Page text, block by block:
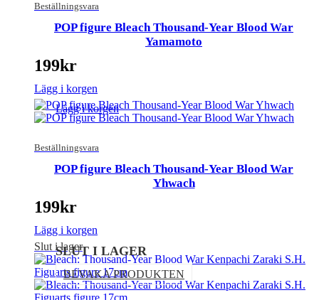
Beställningsvara
POP figure Bleach Thousand-Year Blood War
Yamamoto
199kr
Lägg i korgen
Beställningsvara
Lägg i korgen
POP figure Bleach Thousand-Year Blood War
Yhwach
199kr
Lägg i korgen
Slut i lager
SLUT I LAGER
BEVAKA PRODUKTEN